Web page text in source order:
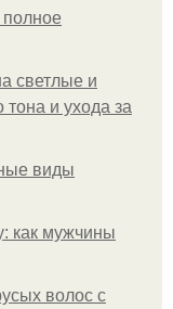
полное
светлые и
и ухода за
виды
как мужчины
волос с